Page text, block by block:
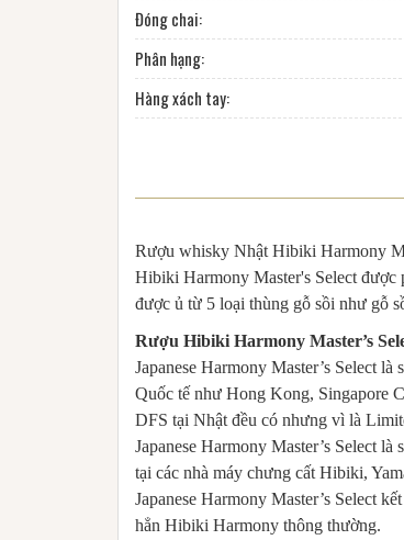
Đóng chai:
Phân hạng:
Hàng xách tay:
Rượu whisky Nhật Hibiki Harmony
Hibiki Harmony Master's Select
được ủ từ 5 loại thùng gỗ sồi như gỗ
Rượu Hibiki Harmony Master’s
Japanese Harmony Master’s Select
Quốc tế như Hong Kong, Singapore
DFS tại Nhật đều có nhưng vì là
Japanese Harmony Master’s Select
tại các nhà máy chưng cất Hibiki,
Japanese Harmony Master’s Select
hẳn Hibiki Harmony thông thường.